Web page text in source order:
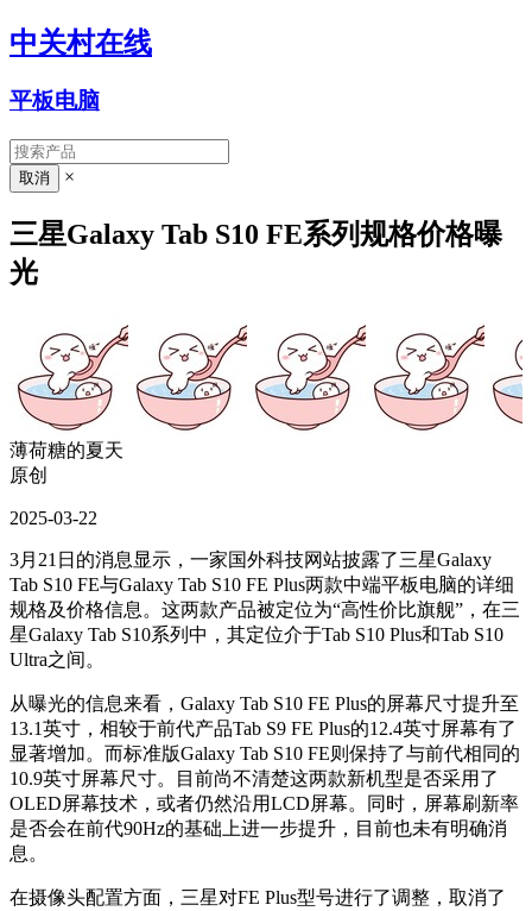
中关村在线
平板电脑
×
三星Galaxy Tab S10 FE系列规格价格曝
光
薄荷糖的夏天
原创
2025-03-22
3月21日的消息显示，一家国外科技网站披露了三星Galaxy
Tab S10 FE与Galaxy Tab S10 FE Plus两款中端平板电脑的详细
规格及价格信息。这两款产品被定位为“高性价比旗舰”，在三
星Galaxy Tab S10系列中，其定位介于Tab S10 Plus和Tab S10
Ultra之间。
从曝光的信息来看，Galaxy Tab S10 FE Plus的屏幕尺寸提升至
13.1英寸，相较于前代产品Tab S9 FE Plus的12.4英寸屏幕有了
显著增加。而标准版Galaxy Tab S10 FE则保持了与前代相同的
10.9英寸屏幕尺寸。目前尚不清楚这两款新机型是否采用了
OLED屏幕技术，或者仍然沿用LCD屏幕。同时，屏幕刷新率
是否会在前代90Hz的基础上进一步提升，目前也未有明确消
息。
在摄像头配置方面，三星对FE Plus型号进行了调整，取消了